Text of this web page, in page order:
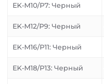
EK-M10/P7: Черный
EK-M12/P9: Черный
EK-M16/P11: Черный
EK-M18/P13: Черный